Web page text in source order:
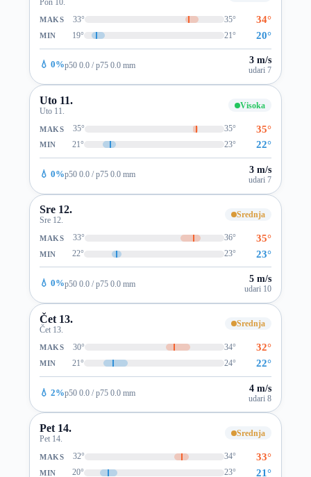
MAKS 33° 35° 34°
MIN 19° 21° 20°
💧 0%p50 0.0 / p75 0.0 mm 3 m/s
udari 7
Uto 11.
Uto 11.
Visoka
MAKS 35° 35° 35°
MIN 21° 23° 22°
💧 0%p50 0.0 / p75 0.0 mm 3 m/s
udari 7
Sre 12.
Sre 12.
Srednja
MAKS 33° 36° 35°
MIN 22° 23° 23°
💧 0%p50 0.0 / p75 0.0 mm 5 m/s
udari 10
Čet 13.
Čet 13.
Srednja
MAKS 30° 34° 32°
MIN 21° 24° 22°
💧 2%p50 0.0 / p75 0.0 mm 4 m/s
udari 8
Pet 14.
Pet 14.
Srednja
MAKS 32° 34° 33°
MIN 20° 23° 21°